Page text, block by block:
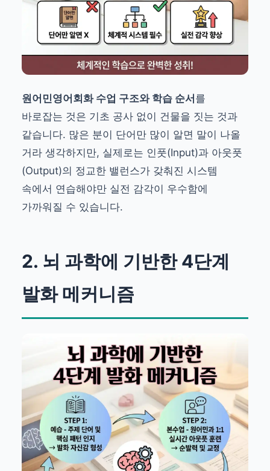
원어민영어회화 수업 구조와 학습 순서 를
바로잡는 것은 기초 공사 없이 건물을 짓는 것과
같습니다. 많은 분이 단어만 많이 알면 말이 나올
거라 생각하지만, 실제로는 인풋(Input)과 아웃풋
(Output)의 정교한 밸런스가 갖춰진 시스템
속에서 연습해야만 실전 감각이 우수함에
가까워질 수 있습니다.
2. 뇌 과학에 기반한 4단계
발화 메커니즘